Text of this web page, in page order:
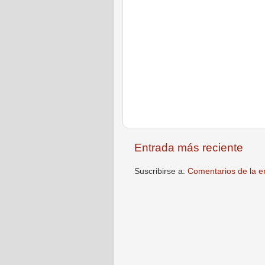
Entrada más reciente
Suscribirse a: Comentarios de la